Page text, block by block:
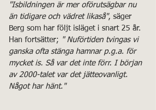
"Isbildningen är mer oförutsägbar nu
än tidigare och vädret likaså", säger
Berg som har följt isläget i snart 25 år.
Han fortsätter;
" Nuförtiden tvingas vi
ganska ofta stänga hamnar p.g.a. för
mycket is. Så var det inte förr. I början
av 2000-talet var det jätteovanligt.
Något har hänt."